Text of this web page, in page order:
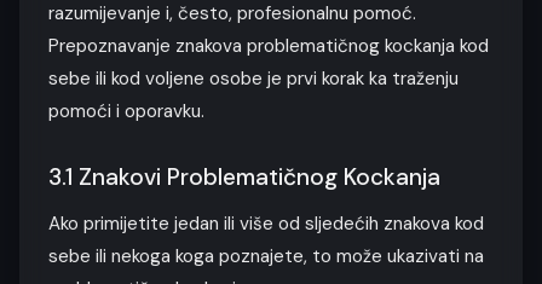
razumijevanje i, često, profesionalnu pomoć.
Prepoznavanje znakova problematičnog kockanja kod
sebe ili kod voljene osobe je prvi korak ka traženju
pomoći i oporavku.
3.1 Znakovi Problematičnog Kockanja
Ako primijetite jedan ili više od sljedećih znakova kod
sebe ili nekoga koga poznajete, to može ukazivati na